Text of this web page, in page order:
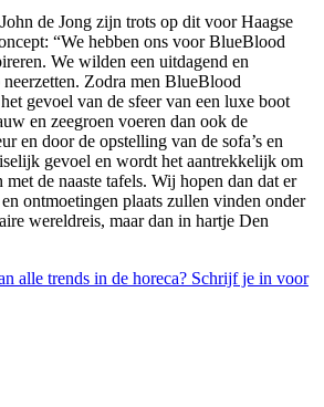
de Jong zijn trots op dit voor Haagse
“We hebben ons voor BlueBlood
We wilden een uitdagend en
Zodra men BlueBlood
gevoel van de sfeer van een luxe boot
en zeegroen voeren dan ook de
en door de opstelling van de sofa’s en
gevoel en wordt het aantrekkelijk om
met de naaste tafels. Wij hopen dan dat er
ontmoetingen plaats zullen vinden onder
wereldreis, maar dan in hartje Den
alle trends in de horeca? Schrijf je in voor